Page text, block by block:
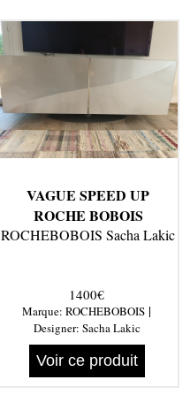
VAGUE SPEED UP
ROCHE BOBOIS
ROCHEBOBOIS Sacha Lakic
1400€
Marque: ROCHEBOBOIS |
Designer: Sacha Lakic
Voir ce produit